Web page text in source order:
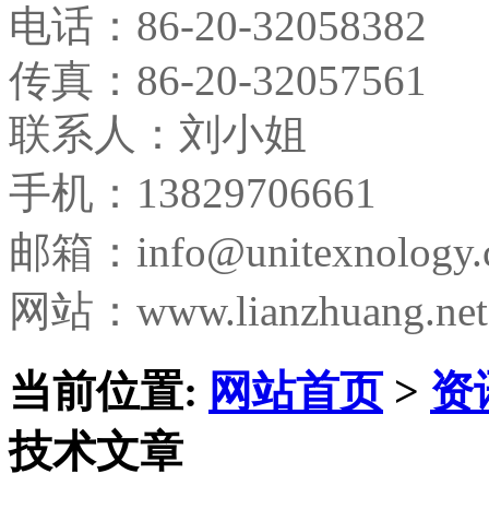
电话： 86-20-32058382
传真： 86-20-32057561
联系人：刘小姐
手机：13829706661
邮箱：
网站：www.lianzhuang.net
当前位置: 网站首页> 资
技术文章